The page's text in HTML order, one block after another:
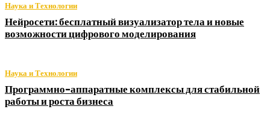
Наука и Технологии
Нейросети: бесплатный визуализатор тела и новые
возможности цифрового моделирования
Наука и Технологии
Программно-аппаратные комплексы для стабильной
работы и роста бизнеса